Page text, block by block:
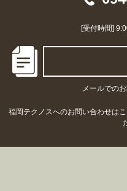
[受付時間]
メールでの
福岡テクノスへのお問い合わせは